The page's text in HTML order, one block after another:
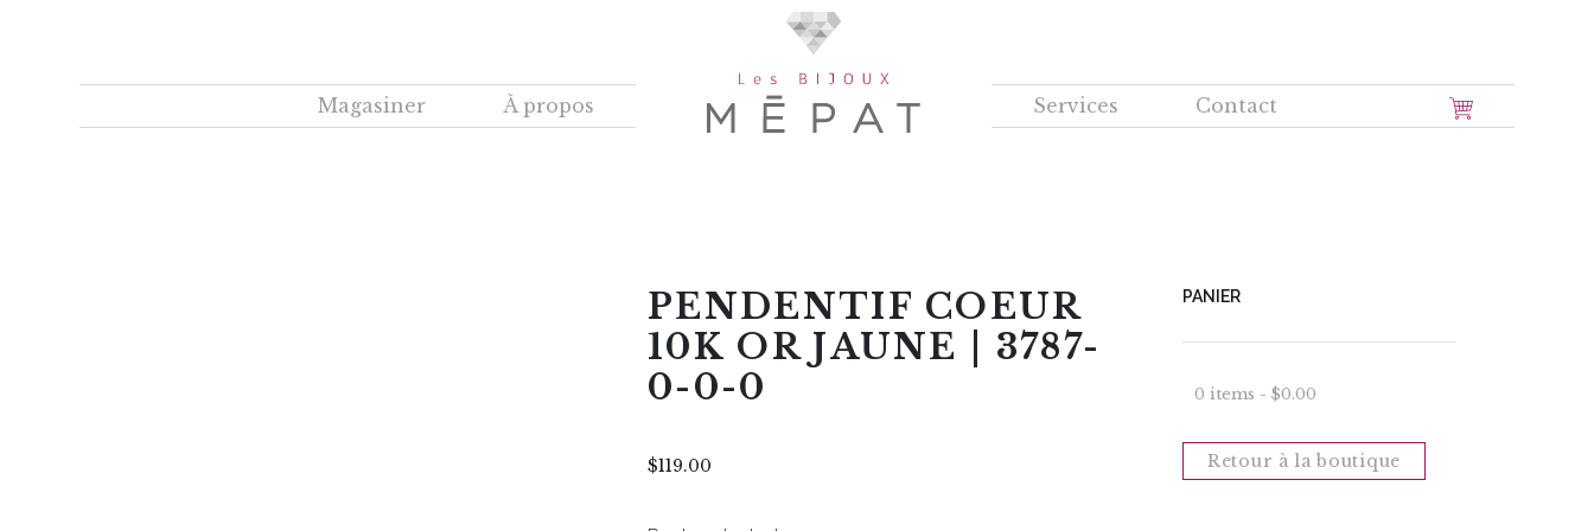
Magasiner À propos Services Contact
PENDENTIF COEUR
10K OR JAUNE | 3787-
0-0-0
$119.00
PANIER
0 items - $0.00
Retour à la boutique